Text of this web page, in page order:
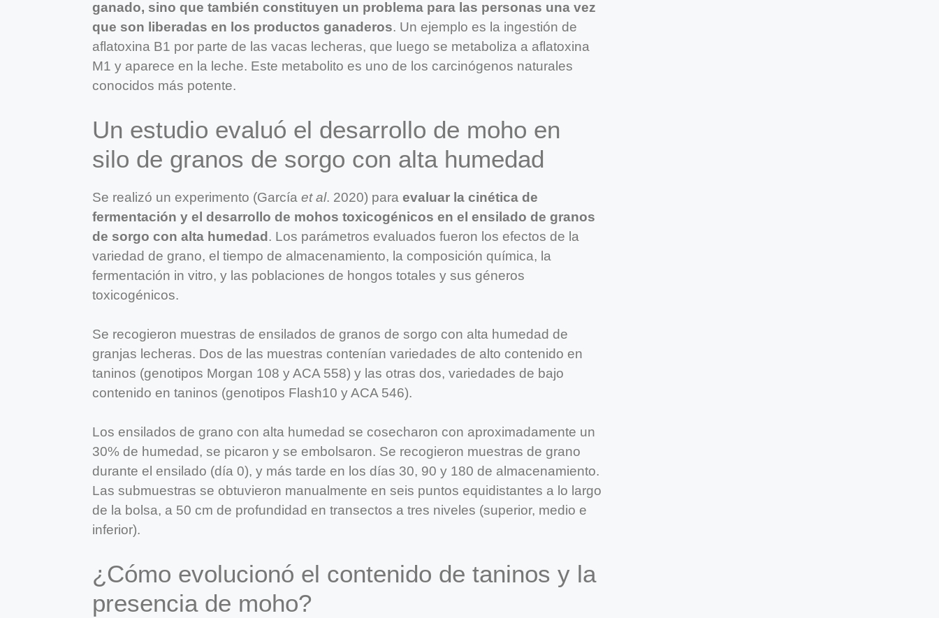
ganado, sino que también constituyen un problema para las personas una vez
que son liberadas en los productos ganaderos. Un ejemplo es la ingestión de
aflatoxina B1 por parte de las vacas lecheras, que luego se metaboliza a aflatoxina
M1 y aparece en la leche. Este metabolito es uno de los carcinógenos naturales
conocidos más potente.
Un estudio evaluó el desarrollo de moho en
silo de granos de sorgo con alta humedad
Se realizó un experimento (García et al. 2020) para evaluar la cinética de
fermentación y el desarrollo de mohos toxicogénicos en el ensilado de granos
de sorgo con alta humedad . Los parámetros evaluados fueron los efectos de la
variedad de grano, el tiempo de almacenamiento, la composición química, la
fermentación in vitro, y las poblaciones de hongos totales y sus géneros
toxicogénicos.
Se recogieron muestras de ensilados de granos de sorgo con alta humedad de
granjas lecheras. Dos de las muestras contenían variedades de alto contenido en
taninos (genotipos Morgan 108 y ACA 558) y las otras dos, variedades de bajo
contenido en taninos (genotipos Flash10 y ACA 546).
Los ensilados de grano con alta humedad se cosecharon con aproximadamente un
30% de humedad, se picaron y se embolsaron. Se recogieron muestras de grano
durante el ensilado (día 0), y más tarde en los días 30, 90 y 180 de almacenamiento.
Las submuestras se obtuvieron manualmente en seis puntos equidistantes a lo largo
de la bolsa, a 50 cm de profundidad en transectos a tres niveles (superior, medio e
inferior).
¿Cómo evolucionó el contenido de taninos y la
presencia de moho?